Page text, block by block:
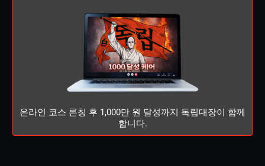
온라인 코스 론칭 후 1,000만 원 달성까지 독립대장이 함께
합니다.